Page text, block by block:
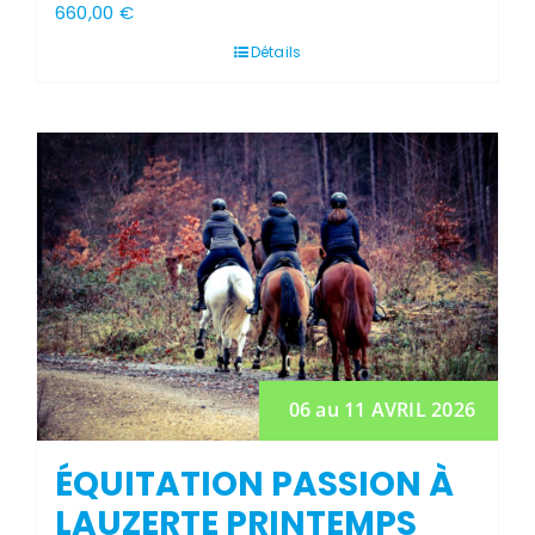
660,00 €
Détails
06 au 11 AVRIL 2026
ÉQUITATION PASSION À
LAUZERTE PRINTEMPS